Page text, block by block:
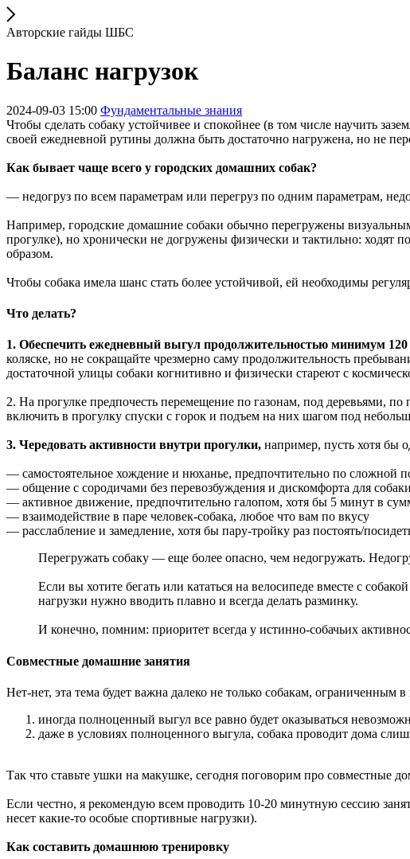
Авторские гайды ШБС
Баланс нагрузок
2024-09-03 15:00 Фундаментальные знания
Чтобы сделать собаку устойчивее и спокойнее (в том числе научить
своей ежедневной рутины должна быть достаточно нагружена, но не
Как бывает чаще всего у городских домашних собак?
— недогруз по всем параметрам или перегруз по одним параметрам,
Например, городские домашние собаки обычно перегружены
прогулке), но хронически не догружены физически и тактильно:
образом.
Чтобы собака имела шанс стать более устойчивой, ей необходимы
Что делать?
1. Обеспечить ежедневный выгул продолжительностью минимум 120
коляске, но не сокращайте чрезмерно саму продолжительность
достаточной улицы собаки когнитивно и физически стареют с
2. На прогулке предпочесть перемещение по газонам, под деревьями,
включить в прогулку спуски с горок и подъем на них шагом под
3. Чередовать активности внутри прогулки, например, пусть хотя бы
— самостоятельное хождение и нюханье, предпочтительно по сложной
— общение с сородичами без перевозбуждения и дискомфорта для собаки
— активное движение, предпочтительно галопом, хотя бы 5 минут в
— взаимодействие в паре человек-собака, любое что вам по вкусу
— расслабление и замедление, хотя бы пару-тройку раз постоять/
Перегружать собаку — еще более опасно, чем недогружать.
Если вы хотите бегать или кататься на велосипеде вместе с
нагрузки нужно вводить плавно и всегда делать разминку.
И конечно, помним: приоритет всегда у истинно-собачьих
Совместные домашние занятия
Нет-нет, эта тема будет важна далеко не только собакам, ограниченным
иногда полноценный выгул все равно будет оказываться
даже в условиях полноценного выгула, собака проводит дома
Так что ставьте ушки на макушке, сегодня поговорим про совместные
Если честно, я рекомендую всем проводить 10-20 минутную сессию
несет какие-то особые спортивные нагрузки).
Как составить домашнюю тренировку